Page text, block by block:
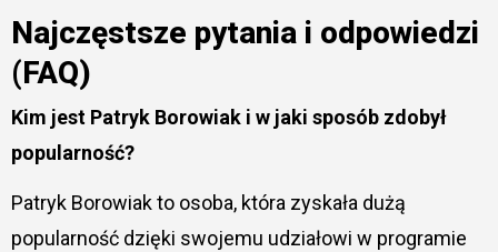
Najczęstsze pytania i odpowiedzi
(FAQ)
Kim jest Patryk Borowiak i w jaki sposób zdobył
popularność?
Patryk Borowiak to osoba, która zyskała dużą
popularność dzięki swojemu udziałowi w programie